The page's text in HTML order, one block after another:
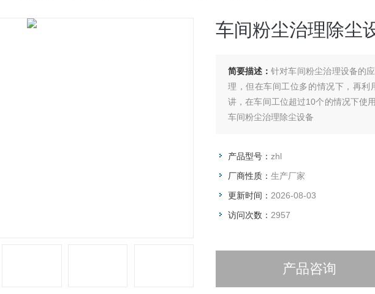
车间粉尘治理除尘
简要描述： 针对车间粉尘治理设备的
理，但在车间工位多的情况下，再
讲，在车间工位超过10个的情况下使
车间粉尘治理除尘设备
产品型号： zhl
厂商性质： 生产厂家
更新时间： 2026-08-03
访问次数： 2957
产品咨询